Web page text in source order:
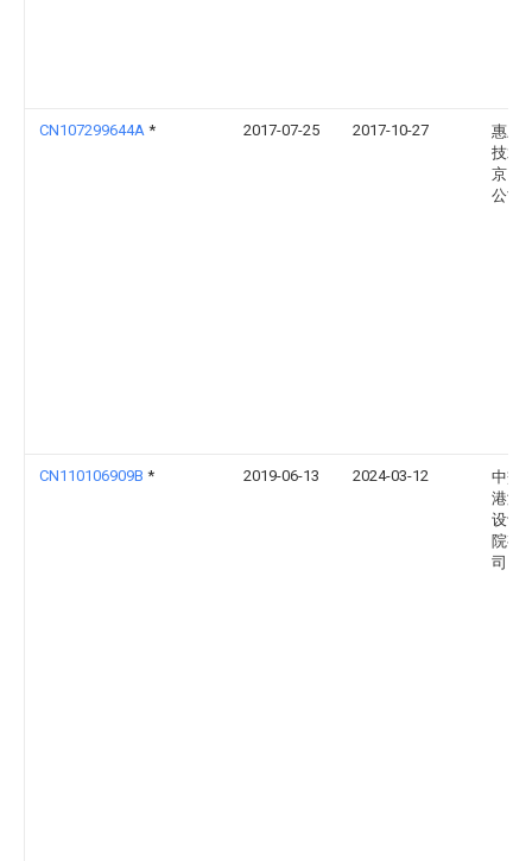
CN107299644A * 2017-07-25 2017-10-27
惠宏
技术
京）
公司
CN110106909B * 2019-06-13 2024-03-12
中交
港湾
设计
院有
司